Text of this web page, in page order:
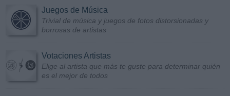
Juegos de Música
Trivial de música y juegos de fotos distorsionadas y
borrosas de artistas
Votaciones Artistas
Elige al artista que más te guste para determinar quién
es el mejor de todos